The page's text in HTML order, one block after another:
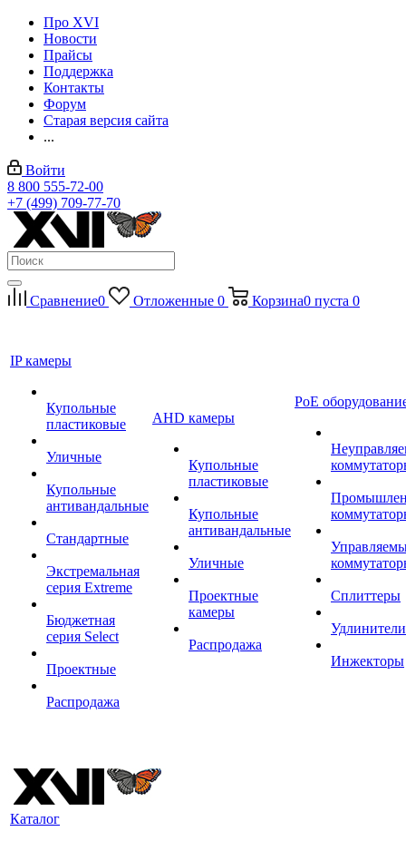
Про XVI
Новости
Прайсы
Поддержка
Контакты
Форум
Старая версия сайта
...
Войти
8 800 555-72-00
+7 (499) 709-77-70
Сравнение0 Отложенные 0 Корзина0 пуста 0
IP камеры
Купольные
пластиковые
Уличные
Купольные
антивандальные
Стандартные
Экстремальная
серия Extreme
Бюджетная
серия Select
Проектные
Распродажа
AHD камеры
Купольные
пластиковые
Купольные
антивандальные
Уличные
Проектные
камеры
Распродажа
PoE
Сплиттеры
Удлинители
Инжекторы
Каталог